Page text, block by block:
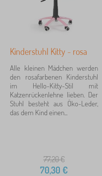
Kinderstuhl Kitty - rosa
Alle kleinen Mädchen werden
den rosafarbenen Kinderstuhl
im Hello-Kitty-Stil mit
Katzenrückenlehne lieben. Der
Stuhl besteht aus Öko-Leder,
das dem Kind einen...
77,20€
70,30 €